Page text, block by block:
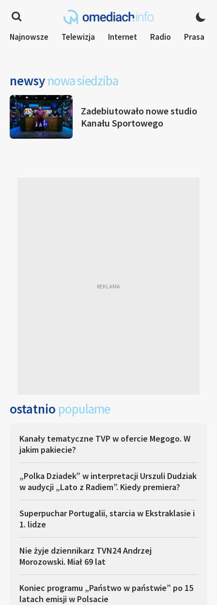
Najnowsze Telewizja Internet Radio Prasa
newsy nowa siedziba
Zadebiutowało nowe studio
Kanału Sportowego
ostatnio popularne
Kanały tematyczne TVP w ofercie Megogo. W
jakim pakiecie?
„Polka Dziadek” w interpretacji Urszuli Dudziak
w audycji „Lato z Radiem”. Kiedy premiera?
Superpuchar Portugalii, starcia w Ekstraklasie i
1. lidze
Nie żyje dziennikarz TVN24 Andrzej
Morozowski. Miał 69 lat
Koniec programu „Państwo w państwie” po 15
latach emisji w Polsacie